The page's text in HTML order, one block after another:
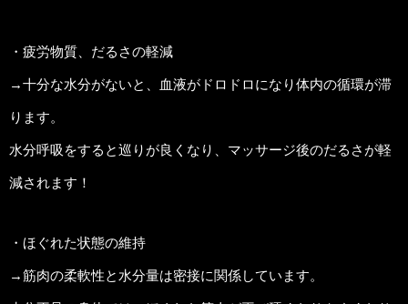
・疲労物質、だるさの軽減
→十分な水分がないと、血液がドロドロになり体内の循環が滞
ります。
水分呼吸をすると巡りが良くなり、マッサージ後のだるさが軽
減されます！
・ほぐれた状態の維持
→筋肉の柔軟性と水分量は密接に関係しています。